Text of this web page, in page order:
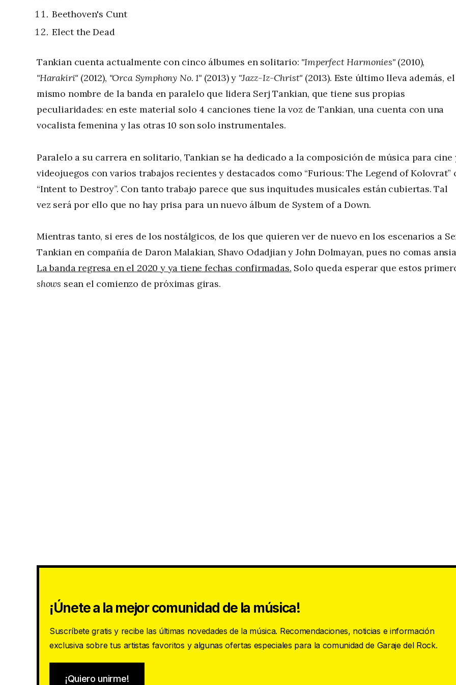
Beethoven's Cunt
Elect the Dead
Tankian cuenta actualmente con cinco álbumes en solitario: "Imperfect Harmonies"(2010),
"Harakiri" (2012), "Orca Symphony No. 1"(2013) y "Jazz-Iz-Christ" (2013). Este último lleva además, el
mismo nombre de la banda en paralelo que lidera Serj Tankian, que tiene sus propias
peculiaridades: en este material solo 4 canciones tiene la voz de Tankian, una cuenta con una
vocalista femenina y las otras 10 son solo instrumentales.
Paralelo a su carrera en solitario, Tankian se ha dedicado a la composición de música para cine
videojuegos con varios trabajos recientes y destacados como “Furious: The Legend of Kolovrat”
“Intent to Destroy”. Con tanto trabajo parece que sus inquitudes musicales están cubiertas. Tal
vez será por ello que no hay prisa para un nuevo álbum de System of a Down.
Mientras tanto, si eres de los nostálgicos, de los que quieren ver de nuevo en los escenarios a
Tankian en compañía de Daron Malakian, Shavo Odadjian y John Dolmayan, pues no comas
La banda regresa en el 2020 y ya tiene fechas confirmadas. Solo queda esperar que estos
shows sean el comienzo de próximas giras.
¡Únete a la mejor comunidad de la música!
Suscríbete gratis y recibe las últimas novedades de la música. Recomendaciones, noticias e información
exclusiva sobre tus artistas favoritos y algunas ofertas especiales para la comunidad de Garaje del Rock.
¡Quiero unirme!